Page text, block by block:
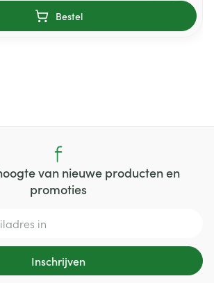
Bestel
van nieuwe producten en
promoties
Inschrijven